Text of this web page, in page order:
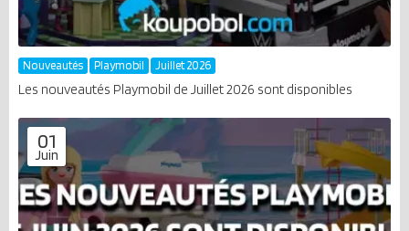
Nouveautés Playmobil Juillet 2026
Les nouveautés Playmobil de Juillet 2026 sont disponibles
01
Juin